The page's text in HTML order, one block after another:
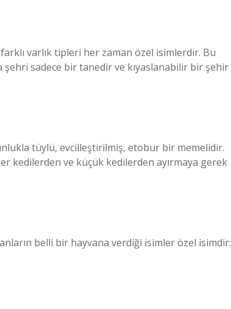
varlık tipleri her zaman özel isimlerdir. Bu
sadece bir tanedir ve kıyaslanabilir bir şehir
tüylü, evcilleştirilmiş, etobur bir memelidir.
kedilerden ve küçük kedilerden ayırmaya gerek
belli bir hayvana verdiği isimler özel isimdir: